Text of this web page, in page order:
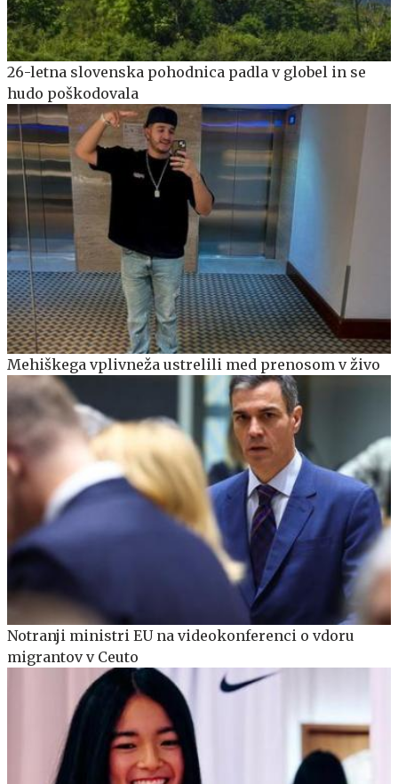
26-letna slovenska pohodnica padla v globel in se
hudo poškodovala
Mehiškega vplivneža ustrelili med prenosom v živo
Notranji ministri EU na videokonferenci o vdoru
migrantov v Ceuto